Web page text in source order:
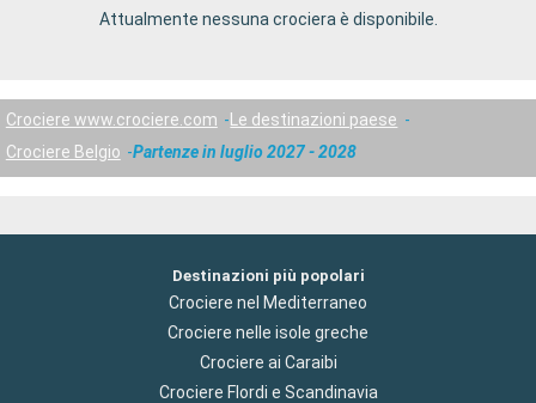
Attualmente nessuna crociera è disponibile.
Crociere www.crociere.com
Le destinazioni paese
Crociere Belgio
Partenze in luglio 2027 - 2028
Destinazioni più popolari
Crociere nel Mediterraneo
Crociere nelle isole greche
Crociere ai Caraibi
Crociere Flordi e Scandinavia